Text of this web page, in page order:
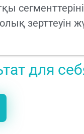
зерттеуін
для